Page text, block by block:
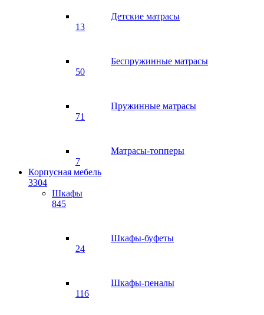
Детские матрасы
13
Беспружинные матрасы
50
Пружинные матрасы
71
Матрасы-топперы
7
Корпусная мебель
3304
Шкафы
845
Шкафы-буфеты
24
Шкафы-пеналы
116